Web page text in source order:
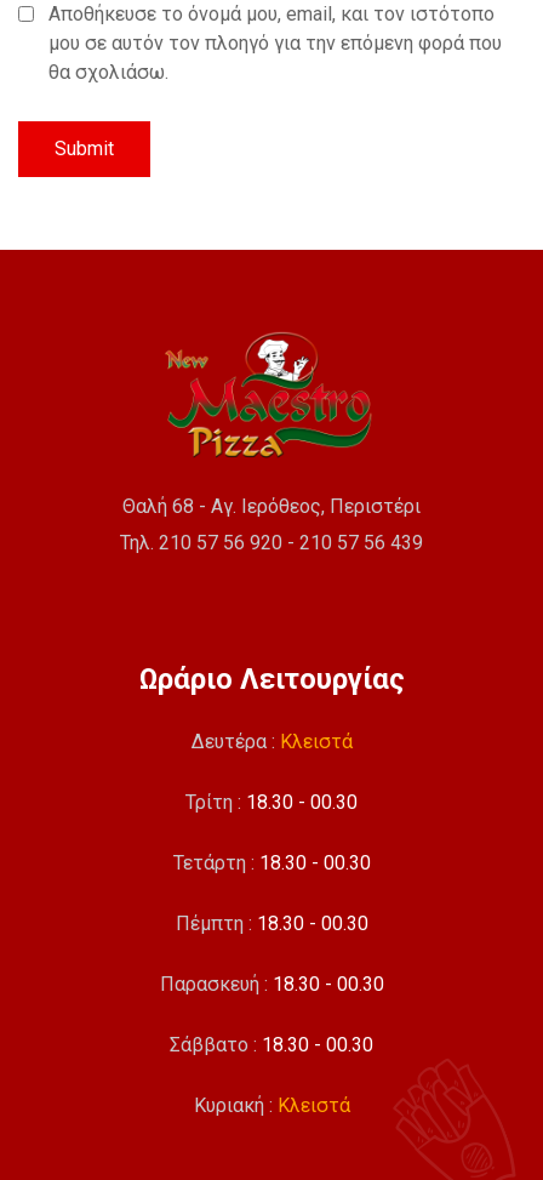
Αποθήκευσε το όνομά μου, email, και τον ιστότοπο
μου σε αυτόν τον πλοηγό για την επόμενη φορά που
θα σχολιάσω.
Θαλή 68 - Αγ. Ιερόθεος, Περιστέρι
Τηλ. 210 57 56 920 - 210 57 56 439
Ωράριο Λειτουργίας
Δευτέρα : Κλειστά
Τρίτη : 18.30 - 00.30
Τετάρτη : 18.30 - 00.30
Πέμπτη : 18.30 - 00.30
Παρασκευή : 18.30 - 00.30
Σάββατο : 18.30 - 00.30
Κυριακή : Κλειστά